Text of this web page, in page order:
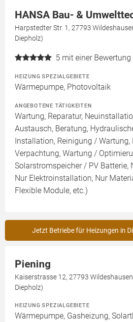
HANSA Bau- &
Harpstedter Str. 1, 27793
Diepholz)
5 mit einer Bewertung
HEIZUNG SPEZIALGEBIETE
Wärmepumpe, Photovoltaik
ANGEBOTENE TÄTIGKEITEN
Wartung, Reparatur,
Austausch, Beratung,
Installation, Reinigung / Wartung,
Verpachtung, Wartung /
Solarstromspeicher / PV Batterie,
Nur Elektroinstallation, Nur
Flexible Module, etc.)
Jetzt Betriebe für Heizungen in
Piening
Kaiserstrasse 12, 27793
Diepholz)
HEIZUNG SPEZIALGEBIETE
Wärmepumpe, Gasheizung,